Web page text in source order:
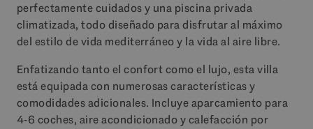
perfectamente cuidados y una piscina privada
climatizada, todo diseñado para disfrutar al máximo
del estilo de vida mediterráneo y la vida al aire libre.
Enfatizando tanto el confort como el lujo, esta villa
está equipada con numerosas características y
comodidades adicionales. Incluye aparcamiento para
4-6 coches, aire acondicionado y calefacción por